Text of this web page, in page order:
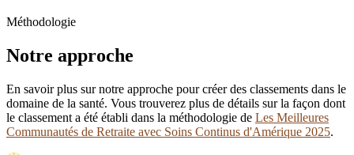
Méthodologie
Notre approche
En savoir plus sur notre approche pour créer des classements dans le
domaine de la santé. Vous trouverez plus de détails sur la façon dont
le classement a été établi dans la méthodologie de Les Meilleures
Communautés de Retraite avec Soins Continus d'Amérique 2025.